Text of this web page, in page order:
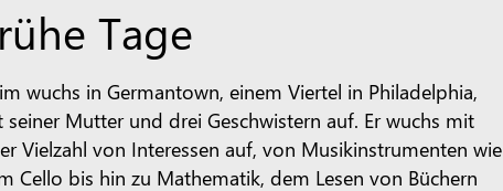
Tage
wuchs in Germantown, einem Viertel in Philadelphia,
seiner Mutter und drei Geschwistern auf. Er wuchs mit
Vielzahl von Interessen auf, von Musikinstrumenten wie
Cello bis hin zu Mathematik, dem Lesen von Büchern